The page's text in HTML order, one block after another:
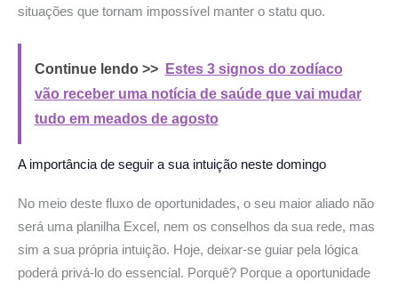
situações que tornam impossível manter o statu quo.
Continue lendo >>
Estes 3 signos do zodíaco
vão receber uma notícia de saúde que vai mudar
tudo em meados de agosto
A importância de seguir a sua intuição neste domingo
No meio deste fluxo de oportunidades, o seu maior aliado não
será uma planilha Excel, nem os conselhos da sua rede, mas
sim a sua própria intuição. Hoje, deixar-se guiar pela lógica
poderá privá-lo do essencial. Porquê? Porque a oportunidade